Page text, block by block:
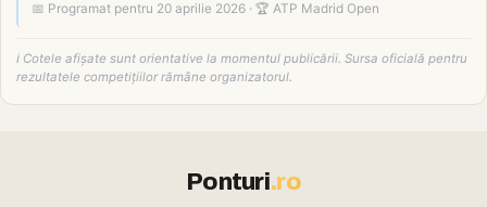
📅 Programat pentru 20 aprilie 2026 · 🏆 ATP Madrid Open
ℹ️ Cotele afișate sunt orientative la momentul publicării. Sursa oficială pentru
rezultatele competițiilor rămâne organizatorul.
Ponturi.ro